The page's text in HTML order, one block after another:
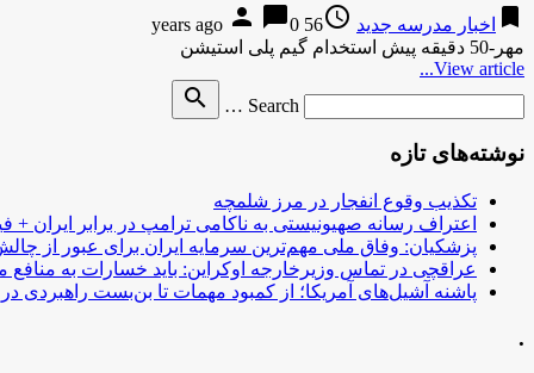
bookmark اخبار مدرسه جدید access_time
56 years ago
person chat_bubble0
مهر-50 دقیقه پیش استخدام گیم پلی استیشن
View article...
Search …
search
نوشته‌های تازه
تکذیب وقوع انفجار در مرز شلمچه
اعتراف رسانه صهیونیستی به ناکامی ترامپ در برابر ایران +
پزشکیان: وفاق ملی مهم‌ترین سرمایه ایران برای عبور از
عراقچی در تماس وزیرخارجه اوکراین: باید خسارات به منافع
پاشنه آشیل‌های آمریکا؛ از کمبود مهمات تا بن‌بست راهبردی در
.